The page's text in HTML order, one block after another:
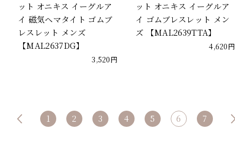
ット オニキス イーグルア
イ 磁気ヘマタイト ゴムブ
レスレット メンズ
【MAL2637DG】
3,520円
ット オニキス イーグルア
イ ゴムブレスレット メン
ズ 【MAL2639TTA】
4,620円
1 2 3 4 5 6 7